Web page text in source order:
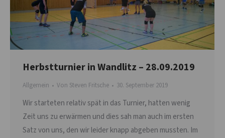
Herbstturnier in Wandlitz – 28.09.2019
Allgemein Von Steven Fritsche 30. September 2019
Wir starteten relativ spät in das Turnier, hatten wenig
Zeit uns zu erwärmen und dies sah man auch im ersten
Satz von uns, den wir leider knapp abgeben mussten. Im